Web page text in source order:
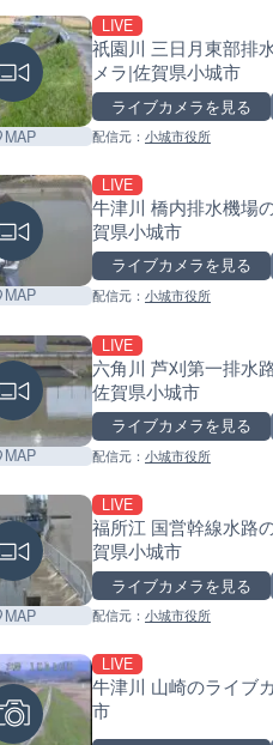
MAP
LIVE
祇園川 三日月東部排
メラ|佐賀県小城市
ライブカメラを見る
配信元： 小城市役所
MAP
LIVE
牛津川 橋内排水機場
賀県小城市
ライブカメラを見る
配信元： 小城市役所
MAP
LIVE
六角川 芦刈第一排水
佐賀県小城市
ライブカメラを見る
配信元： 小城市役所
MAP
LIVE
福所江 国営幹線水路
賀県小城市
ライブカメラを見る
配信元： 小城市役所
LIVE
牛津川 山崎のライブ
市